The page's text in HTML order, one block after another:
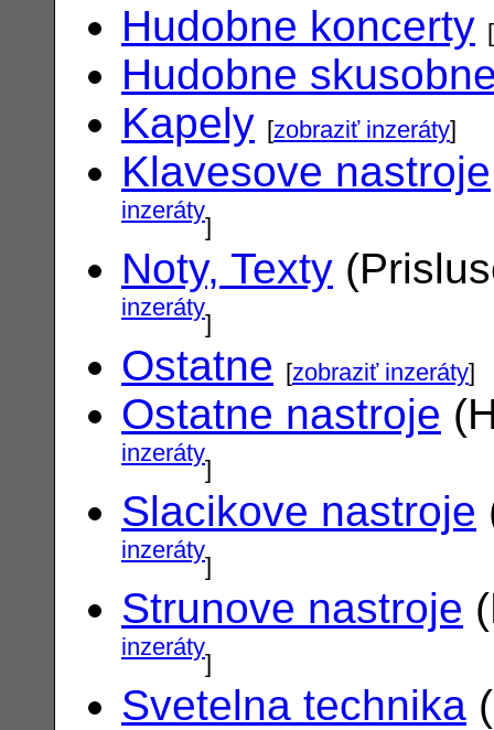
Hudobne koncerty [
Hudobne
Kapely [zobraziť inzeráty]
Klavesove nastroje
inzeráty]
Noty, Texty
inzeráty]
Ostatne [zobraziť inzeráty]
Ostatne nastroje
inzeráty]
Slacikove nastroje
inzeráty]
Strunove nastroje
inzeráty]
Svetelna technika